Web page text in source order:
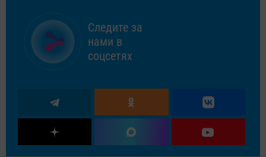
Следите за
нами в
соцсетях